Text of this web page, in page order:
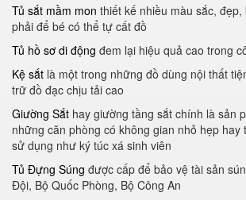
Tủ sắt mầm mon thiết kế nhiều màu sắc,
phải để bé có thể tự cất đồ
Tủ hồ sơ di động đem lại hiệu quả cao trong
Kệ sắt là một trong những đồ dùng nội thất
trữ đồ đạc chịu tải cao
Giường Sắt hay giường tầng sắt chính là sản
những căn phòng có không gian nhỏ hẹp hay
sử dụng như ký túc xá sinh viên
Tủ Đựng Súng được cấp để bảo vệ tài sản
Đội, Bộ Quốc Phòng, Bộ Công An